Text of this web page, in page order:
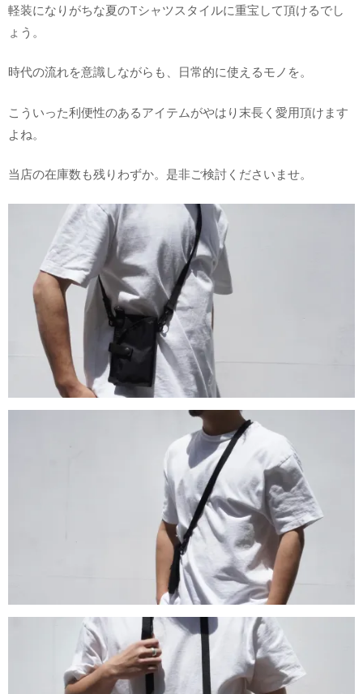
軽装になりがちな夏のTシャツスタイルに重宝して頂けるでし
ょう。
時代の流れを意識しながらも、日常的に使えるモノを。
こういった利便性のあるアイテムがやはり末長く愛用頂けます
よね。
当店の在庫数も残りわずか。是非ご検討くださいませ。